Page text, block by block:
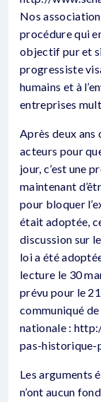
Nos
procédure qui
objectif pur et
progressiste
humains et à
entreprises
Après deux ans
acteurs pour
jour, c’est une
maintenant
pour bloquer
était adoptée,
discussion sur
loi a été
lecture le 30
prévu pour le
communiqué de
nationale :
pas-historique-
Les arguments
n’ont aucun